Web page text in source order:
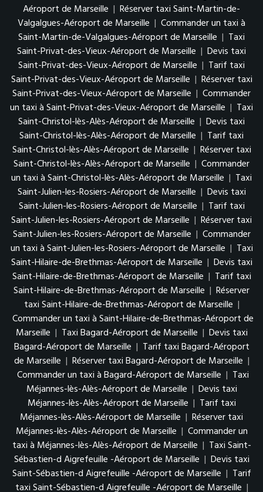
Aéroport de Marseille | Réserver taxi Saint-Martin-de-
Valgalgues-Aéroport de Marseille | Commander un taxi à
Saint-Martin-de-Valgalgues-Aéroport de Marseille | Taxi
Saint-Privat-des-Vieux-Aéroport de Marseille | Devis taxi
Saint-Privat-des-Vieux-Aéroport de Marseille | Tarif taxi
Saint-Privat-des-Vieux-Aéroport de Marseille | Réserver taxi
Saint-Privat-des-Vieux-Aéroport de Marseille | Commander
un taxi à Saint-Privat-des-Vieux-Aéroport de Marseille | Taxi
Saint-Christol-lès-Alès-Aéroport de Marseille | Devis taxi
Saint-Christol-lès-Alès-Aéroport de Marseille | Tarif taxi
Saint-Christol-lès-Alès-Aéroport de Marseille | Réserver taxi
Saint-Christol-lès-Alès-Aéroport de Marseille | Commander
un taxi à Saint-Christol-lès-Alès-Aéroport de Marseille | Taxi
Saint-Julien-les-Rosiers-Aéroport de Marseille | Devis taxi
Saint-Julien-les-Rosiers-Aéroport de Marseille | Tarif taxi
Saint-Julien-les-Rosiers-Aéroport de Marseille | Réserver taxi
Saint-Julien-les-Rosiers-Aéroport de Marseille | Commander
un taxi à Saint-Julien-les-Rosiers-Aéroport de Marseille | Taxi
Saint-Hilaire-de-Brethmas-Aéroport de Marseille | Devis taxi
Saint-Hilaire-de-Brethmas-Aéroport de Marseille | Tarif taxi
Saint-Hilaire-de-Brethmas-Aéroport de Marseille | Réserver
taxi Saint-Hilaire-de-Brethmas-Aéroport de Marseille |
Commander un taxi à Saint-Hilaire-de-Brethmas-Aéroport de
Marseille | Taxi Bagard-Aéroport de Marseille | Devis taxi
Bagard-Aéroport de Marseille | Tarif taxi Bagard-Aéroport
de Marseille | Réserver taxi Bagard-Aéroport de Marseille |
Commander un taxi à Bagard-Aéroport de Marseille | Taxi
Méjannes-lès-Alès-Aéroport de Marseille | Devis taxi
Méjannes-lès-Alès-Aéroport de Marseille | Tarif taxi
Méjannes-lès-Alès-Aéroport de Marseille | Réserver taxi
Méjannes-lès-Alès-Aéroport de Marseille | Commander un
taxi à Méjannes-lès-Alès-Aéroport de Marseille | Taxi Saint-
Sébastien-d Aigrefeuille -Aéroport de Marseille | Devis taxi
Saint-Sébastien-d Aigrefeuille -Aéroport de Marseille | Tarif
taxi Saint-Sébastien-d Aigrefeuille -Aéroport de Marseille |